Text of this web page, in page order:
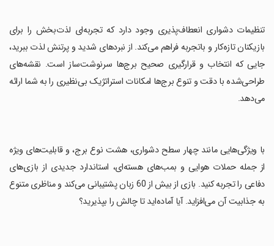
‏تنظیمات دشواری انعطاف‌پذیری وجود دارد که تجربه‌ای لذت‌بخش را برای
بازیکنان تازه‌کار و باتجربه فراهم می‌کند. از نبردهای شدید و پرتنش لذت ببرید،
جایی که انتخاب و قرارگیری صحیح برج‌ها سرنوشت‌ساز است. نقشه‌های
طراحی‌شده با دقت و تنوع برج‌ها امکانات استراتژیک بی‌نظیری را به شما ارائه
می‌دهد.
‏با ویژگی‌هایی مانند چهار سطح دشواری، هشت نوع برج، و قابلیت‌های ویژه
از جمله حملات هوایی و بمب‌های هسته‌ای، استاندارد جدیدی از بازی‌های
دفاعی را تجربه کنید. بازی از بیش از 60 زبان پشتیبانی می‌کند و مناظری متنوع
به جذابیت آن می‌افزاید. آیا آماده‌اید تا چالش را بپذیرید؟